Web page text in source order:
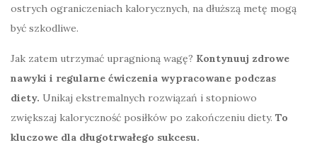
ostrych ograniczeniach kalorycznych, na dłuższą metę mogą
być szkodliwe.
Jak zatem utrzymać upragnioną wagę? Kontynuuj zdrowe
nawyki i regularne ćwiczenia wypracowane podczas
diety. Unikaj ekstremalnych rozwiązań i stopniowo
zwiększaj kaloryczność posiłków po zakończeniu diety. To
kluczowe dla długotrwałego sukcesu.